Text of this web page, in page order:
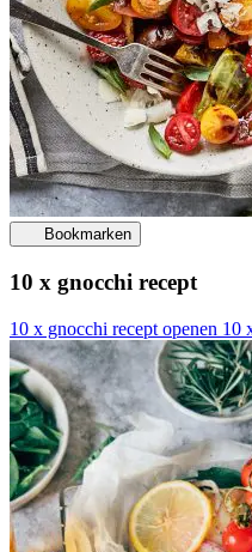
Bookmarken
10 x gnocchi recept
10 x gnocchi recept openen 10